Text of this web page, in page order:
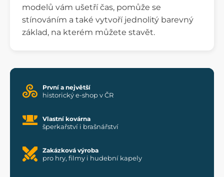
modelů vám ušetří čas, pomůže se
stínováním a také vytvoří jednolitý barevný
základ, na kterém můžete stavět.
První a největší
historický e-shop v ČR
Vlastní kovárna
šperkařství i brašnářství
Zakázková výroba
pro hry, filmy i hudební kapely